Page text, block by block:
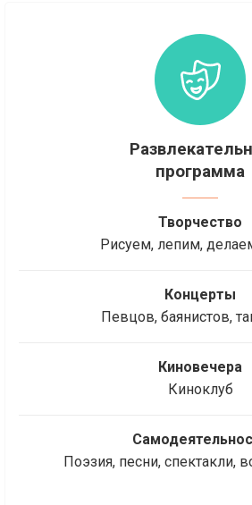
программа
Творчество
Рисуем, лепим,
Концерты
Певцов, баянистов,
Киновечера
Киноклуб
Поэзия, песни, спектакли,